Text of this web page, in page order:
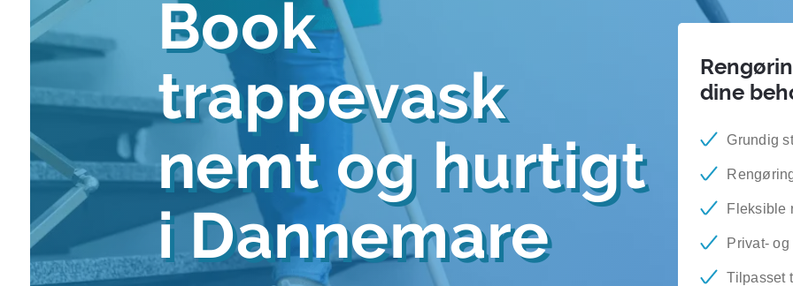
Book
trappevask
nemt og hurtigt
i Dannemare
dine
Grundig
Fleksible
Privat-
Tilpasset